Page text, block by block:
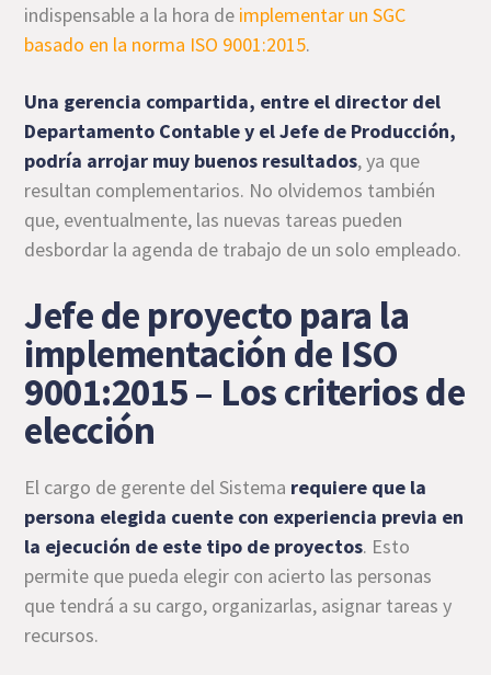
indispensable a la hora de implementar un SGC
basado en la norma ISO 9001:2015.
Una gerencia compartida, entre el director del
Departamento Contable y el Jefe de Producción,
podría arrojar muy buenos resultados, ya que
resultan complementarios. No olvidemos también
que, eventualmente, las nuevas tareas pueden
desbordar la agenda de trabajo de un solo empleado.
Jefe de proyecto para la
implementación de ISO
9001:2015 – Los criterios de
elección
El cargo de gerente del Sistema requiere que la
persona elegida cuente con experiencia previa en
la ejecución de este tipo de proyectos. Esto
permite que pueda elegir con acierto las personas
que tendrá a su cargo, organizarlas, asignar tareas y
recursos.